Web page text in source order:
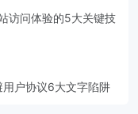
访问体验的5大关键技
户协议6大文字陷阱